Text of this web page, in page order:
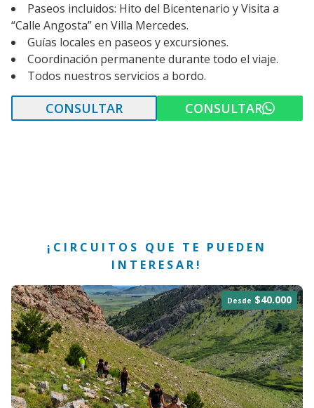
Paseos incluidos: Hito del Bicentenario y Visita a
“Calle Angosta” en Villa Mercedes.
Guías locales en paseos y excursiones.
Coordinación permanente durante todo el viaje.
Todos nuestros servicios a bordo.
CONSULTAR CONSULTAR
¡CIRCUITOS QUE TE PUEDEN
INTERESAR!
Desde $40.000